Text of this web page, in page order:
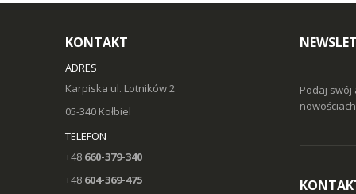
KONTAKT
ADRES
Karpiska ul. Lotników 2
05-340 Kołbiel
TELEFON
+48 660-379-340
+48 604-369-475
Podaj swój